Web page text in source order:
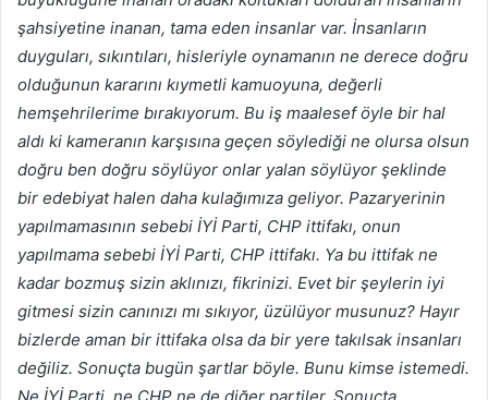
şahsiyetine inanan, tama eden insanlar var. İnsanların
duyguları, sıkıntıları, hisleriyle oynamanın ne derece doğru
olduğunun kararını kıymetli kamuoyuna, değerli
hemşehrilerime bırakıyorum. Bu iş maalesef öyle bir hal
aldı ki kameranın karşısına geçen söylediği ne olursa olsun
doğru ben doğru söylüyor onlar yalan söylüyor şeklinde
bir edebiyat halen daha kulağımıza geliyor. Pazaryerinin
yapılmamasının sebebi İYİ Parti, CHP ittifakı, onun
yapılmama sebebi İYİ Parti, CHP ittifakı. Ya bu ittifak ne
kadar bozmuş sizin aklınızı, fikrinizi. Evet bir şeylerin iyi
gitmesi sizin canınızı mı sıkıyor, üzülüyor musunuz? Hayır
bizlerde aman bir ittifaka olsa da bir yere takılsak insanları
değiliz. Sonuçta bugün şartlar böyle. Bunu kimse istemedi.
Ne İYİ Parti, ne CHP ne de diğer partiler. Sonuçta